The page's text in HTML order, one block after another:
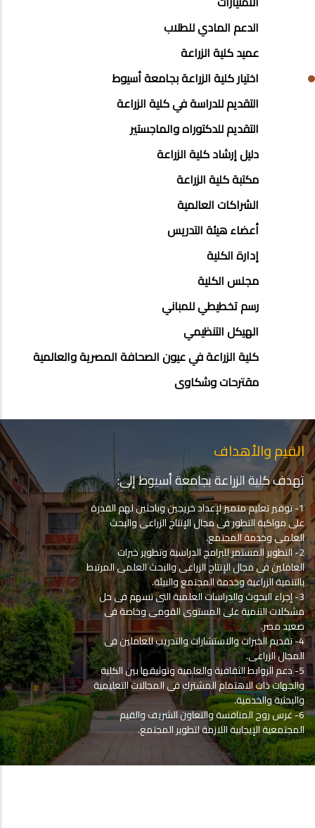
ENGINEERING
الدعم المادي للطلاب
عميد كلية الزراعة
اختيار كلية الزراعة بجامعة أسيوط
التقديم للدراسة في كلية الزراعة
التقديم للدكتوراه والماجستير
دليل إرشاد كلية الزراعة
مكتبة كلية الزراعة
الشراكات العالمية
أعضاء هيئة التدريس
إدارة الكلية
مجلس الكلية
رسم تخطيطي للمباني
الهيكل التنظيمي
كلية الزراعة في عيون الصحافة المصرية والعالمية
مقترحات وشكاوى
القيم والأهداف
تهدف كلية الزراعة بجامعة أسيوط إلى:
1- توفير تعليم متميز لإعداد خريجين وباحثين لهم القدرة
على مواكبة التطور فى مجال الإنتاج الزراعى والبحث
العلمى وخدمة المجتمع.
2- التطوير المستمر للبرامج الدراسية وتطوير خبرات
العاملين فى مجال الإنتاج الزراعى والبحث العلمى المرتبط
بالتنمية الزراعية وخدمة المجتمع والبيئة.
3- إجراء البحوث والدراسات العلمية التى تسهم فى حل
مشكلات التنمية على المستوى القومى وخاصة فى
صعيد مصر.
4- تقديم الخبرات والاستشارات والتدريب للعاملين فى
المجال الزراعى.
5- دعم الروابط الثقافية والعلمية وتوثيقها بين الكلية
والجهات ذات الاهتمام المشترك فى المجالات التعليمية
والبحثية والخدمية.
6- غرس روح المنافسة والتعاون الشريف والقيم
المجتمعية الإيجابية اللازمة لتطوير المجتمع.